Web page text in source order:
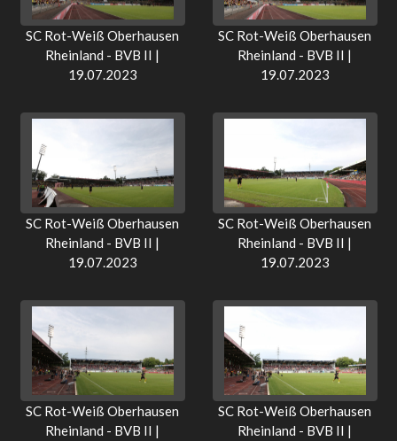
SC Rot-Weiß Oberhausen
Rheinland - BVB II |
19.07.2023
SC Rot-Weiß Oberhausen
Rheinland - BVB II |
19.07.2023
SC Rot-Weiß Oberhausen
Rheinland - BVB II |
19.07.2023
SC Rot-Weiß Oberhausen
Rheinland - BVB II |
19.07.2023
SC Rot-Weiß Oberhausen
Rheinland - BVB II |
SC Rot-Weiß Oberhausen
Rheinland - BVB II |